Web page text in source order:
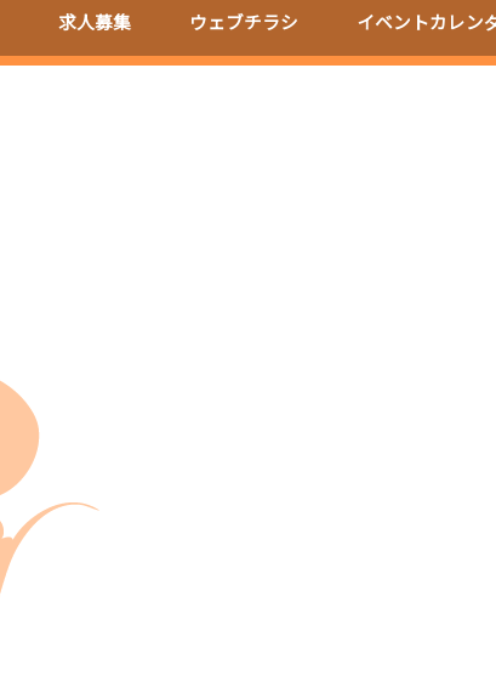
求人募集 ウェブチラシ イベントカレン